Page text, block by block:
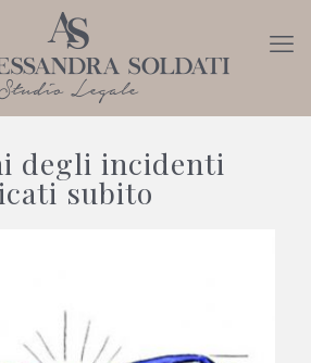
degli incidenti
subito